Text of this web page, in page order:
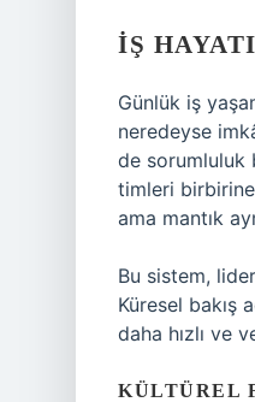
İŞ
Günlük iş
neredeyse
de sorumluluk
timleri birbirine
ama mantık
Bu sistem,
Küresel bakış
daha hızlı ve
KÜLTÜREL